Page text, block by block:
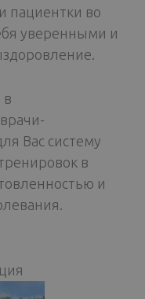
во
уверенными и
в
Вас систему
в
и